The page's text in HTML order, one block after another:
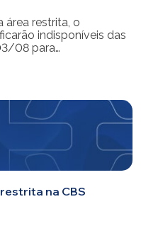
área restrita, o
indisponíveis das
08 para
que as
[…]
na CBS